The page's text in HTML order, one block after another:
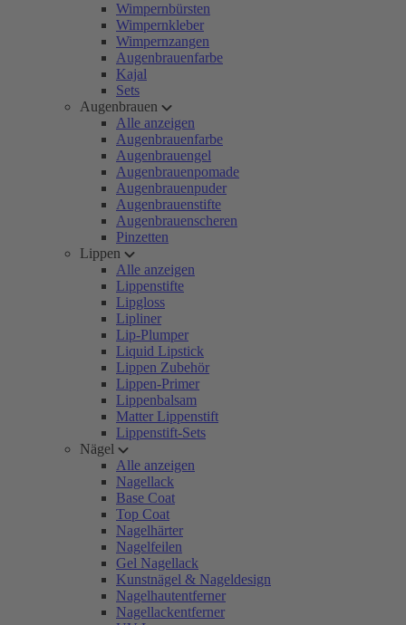
Wimpernbürsten
Wimpernkleber
Wimpernzangen
Augenbrauenfarbe
Kajal
Sets
Augenbrauen
Alle anzeigen
Augenbrauenfarbe
Augenbrauengel
Augenbrauenpomade
Augenbrauenpuder
Augenbrauenstifte
Augenbrauenscheren
Pinzetten
Lippen
Alle anzeigen
Lippenstifte
Lipgloss
Lipliner
Lip-Plumper
Liquid Lipstick
Lippen Zubehör
Lippen-Primer
Lippenbalsam
Matter Lippenstift
Lippenstift-Sets
Nägel
Alle anzeigen
Nagellack
Base Coat
Top Coat
Nagelhärter
Nagelfeilen
Gel Nagellack
Kunstnägel & Nageldesign
Nagelhautentferner
Nagellackentferner